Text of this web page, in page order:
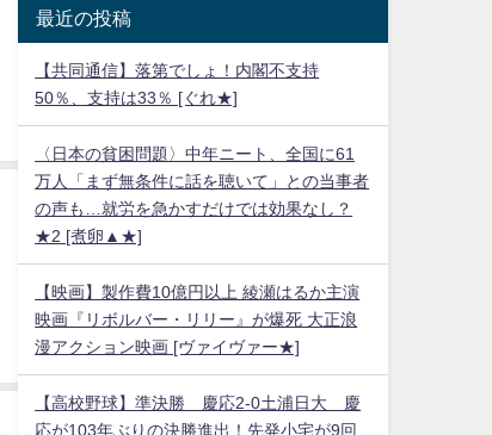
最近の投稿
【共同通信】落第でしょ！内閣不支持
50％、支持は33％ [ぐれ★]
〈日本の貧困問題〉中年ニート、全国に61
万人「まず無条件に話を聴いて」との当事者
の声も…就労を急かすだけでは効果なし？
★2 [煮卵▲★]
【映画】製作費10億円以上 綾瀬はるか主演
映画『リボルバー・リリー』が爆死 大正浪
漫アクション映画 [ヴァイヴァー★]
【高校野球】準決勝 慶応2-0土浦日大 慶
応が103年ぶりの決勝進出！先発小宅が9回